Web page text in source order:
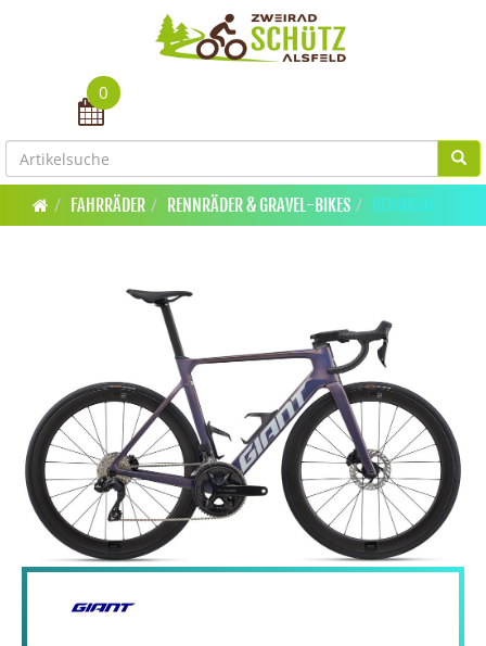
Toggle navigation
0
FAHRRÄDER RENNRÄDER & GRAVEL-BIKES RENNRAD